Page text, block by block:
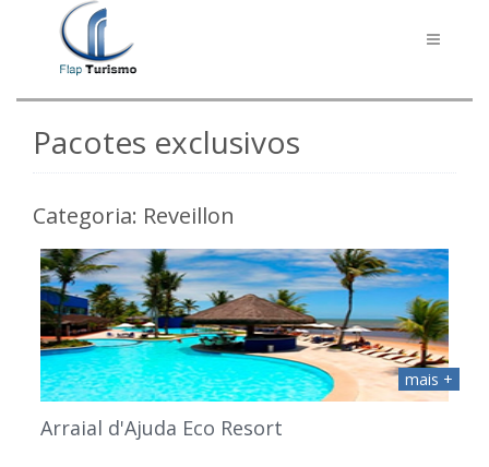
Toggle
Pacotes exclusivos
Categoria: Reveillon
mais +
Arraial d'Ajuda Eco Resort